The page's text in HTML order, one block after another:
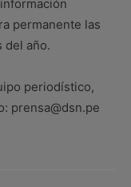
permanente las
del año.
periodístico,
prensa@dsn.pe